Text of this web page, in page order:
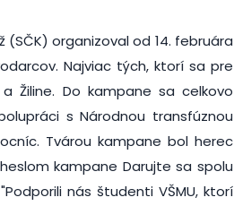
(SČK) organizoval od 14. februára
Najviac tých, ktorí sa pre
Žiline. Do kampane sa celkovo
s Národnou transfúznou
Tvárou kampane bol herec
kampane Darujte sa spolu
nás študenti VŠMU, ktorí